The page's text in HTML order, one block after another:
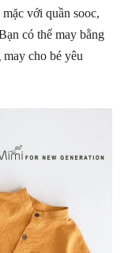
với quần sooc,
có thể may bằng
cho bé yêu